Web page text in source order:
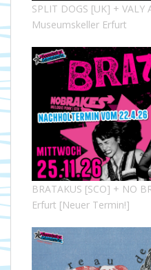
SPLIT DOGS [UK] +
Museumskeller Erfurt
BRATAKUS [SCO] + NO
Erfurt [Neuer Termin!]